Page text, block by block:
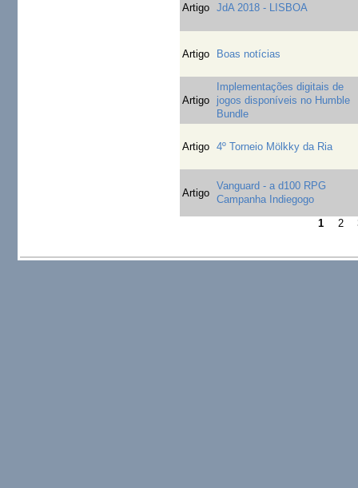
Artigo JdA 2018 - LISBOA
Artigo Boas notícias
Artigo
Implementações digitais de
jogos disponíveis no Humble
Bundle
Artigo 4º Torneio Mölkky da Ria
Artigo
Vanguard - a d100 RPG
Campanha Indiegogo
1
2